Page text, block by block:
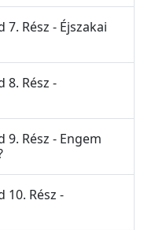
Rész - Éjszakai
8. Rész -
9. Rész - Engem
10. Rész -